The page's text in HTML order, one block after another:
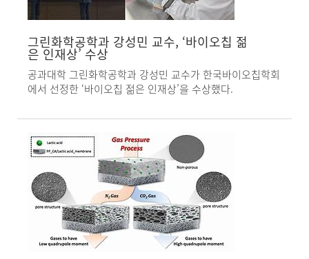
그린화학공학과 강성민 교수, ‘바이오칩 젊
은 인재상’ 수상
공과대학 그린화학공학과 강성민 교수가 한국바이오칩학회
에서 선정한 ‘바이오칩 젊은 인재상’을 수상했다.